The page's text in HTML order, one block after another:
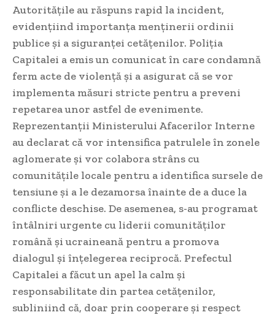
Autoritățile au răspuns rapid la incident,
evidențiind importanța menținerii ordinii
publice și a siguranței cetățenilor. Poliția
Capitalei a emis un comunicat în care condamnă
ferm acte de violență și a asigurat că se vor
implementa măsuri stricte pentru a preveni
repetarea unor astfel de evenimente.
Reprezentanții Ministerului Afacerilor Interne
au declarat că vor intensifica patrulele în zonele
aglomerate și vor colabora strâns cu
comunitățile locale pentru a identifica sursele de
tensiune și a le dezamorsa înainte de a duce la
conflicte deschise. De asemenea, s-au programat
întâlniri urgente cu liderii comunităților
română și ucraineană pentru a promova
dialogul și înțelegerea reciprocă. Prefectul
Capitalei a făcut un apel la calm și
responsabilitate din partea cetățenilor,
subliniind că, doar prin cooperare și respect